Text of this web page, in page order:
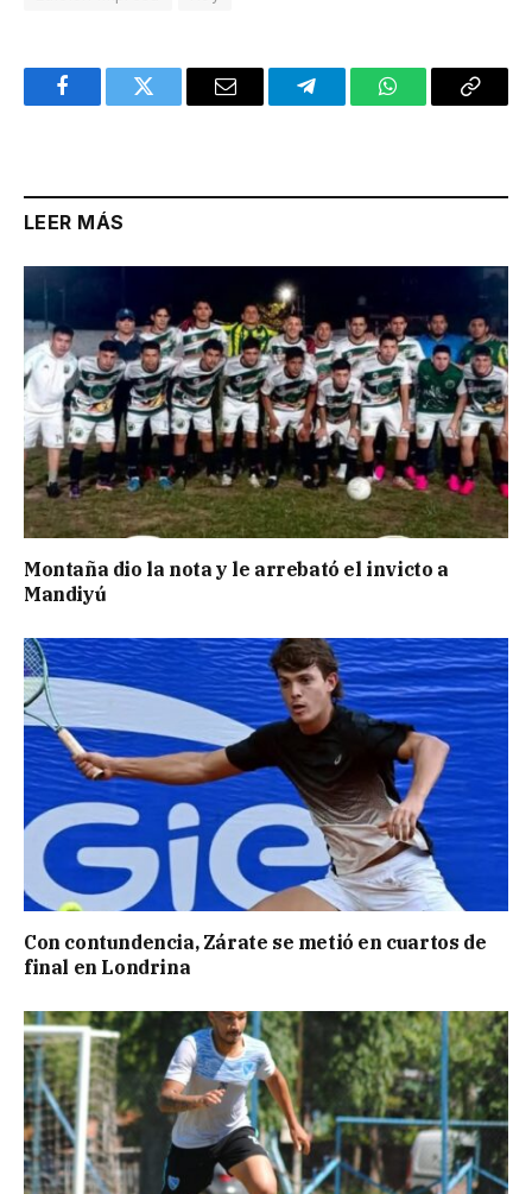
FacebookTwitter Email TelegramWhatsAppCopy
LEER MÁS
Montaña dio la nota y le arrebató el invicto a
Mandiyú
Con contundencia, Zárate se metió en cuartos de
final en Londrina